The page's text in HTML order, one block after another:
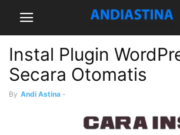
Instal Plugin
Secara Otomatis
By Andi Astina -